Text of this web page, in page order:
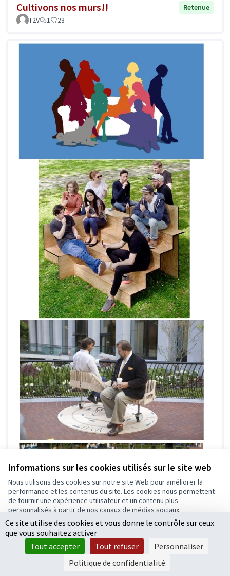
Informations sur les cookies utilisés sur le site web
Nous utilisons des cookies sur notre site Web pour améliorer la
performance et les contenus du site. Les cookies nous permettent
de fournir une expérience utilisateur et un contenu plus
personnalisés à partir de nos canaux de médias sociaux.
Tout accepter
Accepter seulement les cookies essentiels
Paramètres
Cultivons nos murs!!
Retenue
T2V
1 23
Ce site utilise des cookies et vous donne le contrôle sur ceux
que vous souhaitez activer
Tout accepter
Tout refuser
Personnaliser
Politique de confidentialité